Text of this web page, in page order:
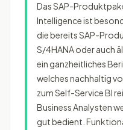
Das SAP-
Intelligence ist
die bereits SAP-
S/4HANA oder auch
ein ganzheitliches
welches nachhaltig
zum Self-Service BI
Business Analysten
gut bedient.